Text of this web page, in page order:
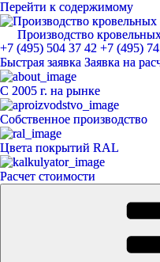
Перейти к содержимому
Производство
ЕвроМет
+7 (495) 504 37 42 +7 (495)
Быстрая заявка Заявка на
С 2005 г. на рынке
Собственное производство
Цвета покрытий RAL
Расчет стоимости